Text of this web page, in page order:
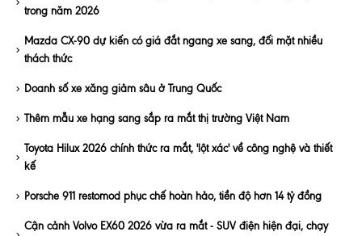
trong năm 2026
Mazda CX-90 dự kiến có giá đắt ngang xe sang, đối mặt nhiều
thách thức
Doanh số xe xăng giảm sâu ở Trung Quốc
Thêm mẫu xe hạng sang sắp ra mắt thị trường Việt Nam
Toyota Hilux 2026 chính thức ra mắt, 'lột xác' về công nghệ và thiết
kế
Porsche 911 restomod phục chế hoàn hảo, tiền độ hơn 14 tỷ đồng
Cận cảnh Volvo EX60 2026 vừa ra mắt - SUV điện hiện đại, chạy